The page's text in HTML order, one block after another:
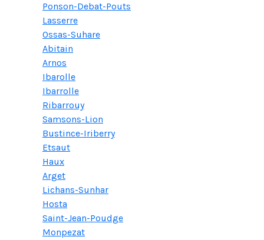
Ponson-Debat-Pouts
Lasserre
Ossas-Suhare
Abitain
Arnos
Ibarolle
Ibarrolle
Ribarrouy
Samsons-Lion
Bustince-Iriberry
Etsaut
Haux
Arget
Lichans-Sunhar
Hosta
Saint-Jean-Poudge
Monpezat